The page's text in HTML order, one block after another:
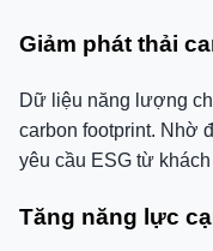
Giảm phát thải
Dữ liệu năng lượng
carbon footprint. Nhờ
yêu cầu ESG từ
Tăng năng lực